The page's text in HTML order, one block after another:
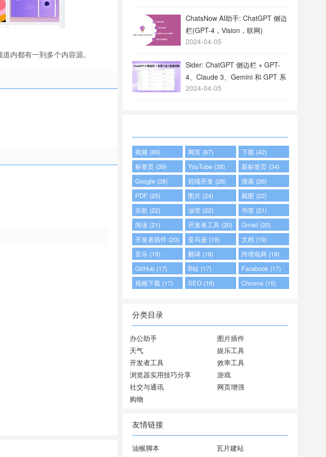
内都有一到多个内容源。
ChatsNow AI助手: ChatGPT 侧边
栏(GPT-4，Vision，联网)
2024-04-05
Sider: ChatGPT 侧边栏 + GPT-
4、Claude 3、Gemini 和 GPT 系
列
2024-04-05
视频 (69) 网页 (67)
下载 (42)
标签页 (39)
YouTube (38)
新标签页 (34)
Google (28)
前端开发 (26)
搜索 (26)
PDF (25)
图片 (24)
截图 (22)
谷歌 (22)
油管 (22)
书签 (21)
阅读 (21)
开发者工具 (20)
Gmail (20)
开发者插件 (20)
亚马逊 (19)
文档 (19)
音乐 (19)
翻译 (18)
跨境电商 (18)
GitHub (17)
B站 (17)
Facebook (17)
视频下载 (17)
SEO (16) Chrome (15)
分类目录
办公助手
图片插件
天气
娱乐工具
开发者工具
效率工具
浏览器实用技巧分享
游戏
社交与通讯
网页增强
购物
友情链接
油猴脚本
瓦片建站